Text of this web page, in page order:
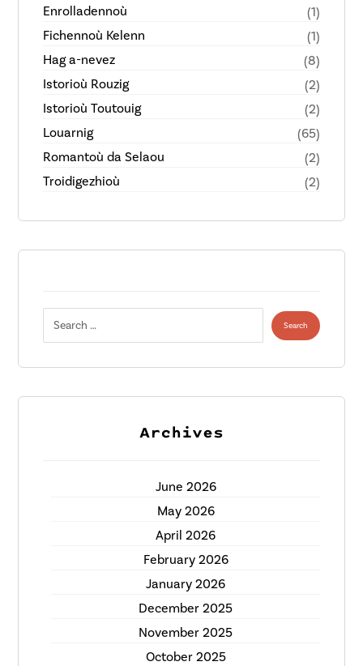
Enrolladennoù
(1)
Fichennoù Kelenn
(1)
Hag a-nevez
(8)
Istorioù Rouzig
(2)
Istorioù Toutouig
(2)
Louarnig
(65)
Romantoù da Selaou
(2)
Troidigezhioù
(2)
Archives
June 2026
May 2026
April 2026
February 2026
January 2026
December 2025
November 2025
October 2025